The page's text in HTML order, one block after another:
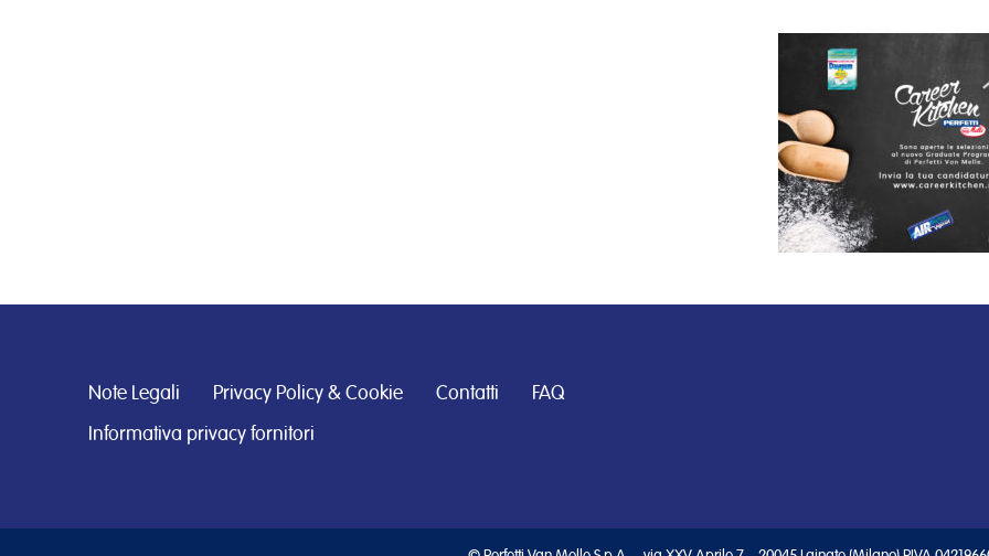
Note Legali Privacy Policy & Cookie Contatti FAQ
Informativa privacy fornitori